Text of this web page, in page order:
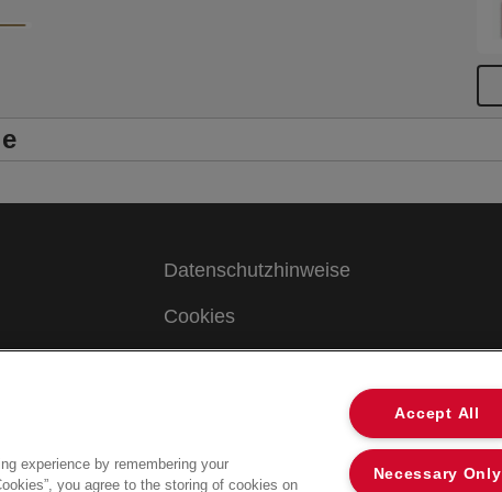
Datenschutzhinweise
Cookies
Meine Daten verwalten
experience by remembering your
you agree to the storing of cookies on
Accept All
Necessary Only